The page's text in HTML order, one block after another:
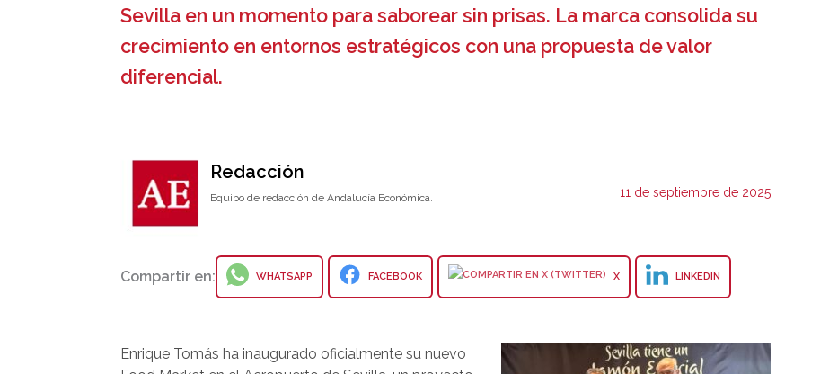
Sevilla en un momento para saborear sin prisas. La marca consolida su
crecimiento en entornos estratégicos con una propuesta de valor
diferencial.
Redacción
Equipo de redacción de Andalucía Económica. 11 de septiembre de 2025
Compartir en: WHATSAPP FACEBOOK X LINKEDIN
Enrique Tomás ha inaugurado oficialmente su nuevo